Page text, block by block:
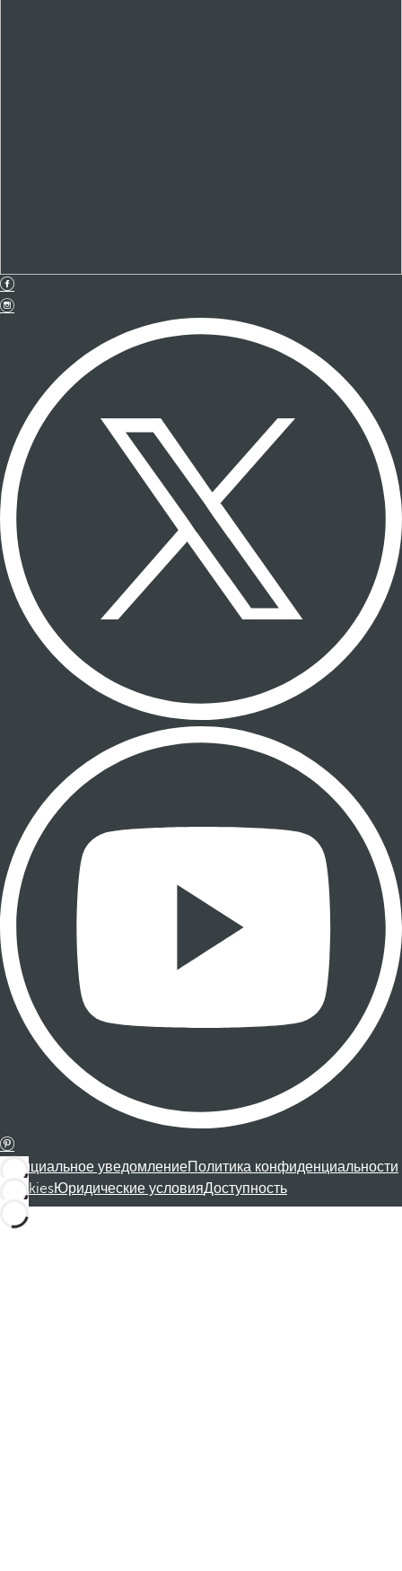
Официальное уведомлениеПолитика конфиденциальности
CookiesЮридические условияДоступность